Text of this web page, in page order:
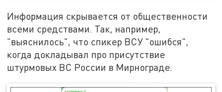
Информация скрывается от общественности
всеми средствами. Так, например,
"выяснилось", что спикер ВСУ "ошибся",
когда докладывал про присутствие
штурмовых ВС России в Мирнограде.